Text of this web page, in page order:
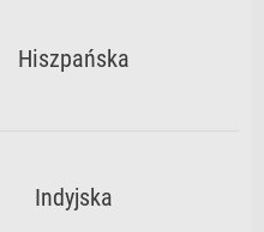
Hiszpańska
Indyjska